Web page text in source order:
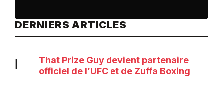
DERNIERS ARTICLES
That Prize Guy devient partenaire
officiel de l’UFC et de Zuffa Boxing